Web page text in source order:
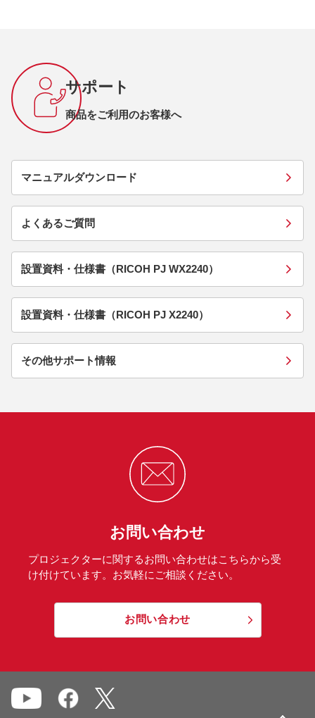
サポート
商品をご利用のお客様へ
マニュアルダウンロード
よくあるご質問
設置資料・仕様書（RICOH PJ WX2240）
設置資料・仕様書（RICOH PJ X2240）
その他サポート情報
お問い合わせ
プロジェクターに関するお問い合わせはこちらから受
け付けています。お気軽にご相談ください。
お問い合わせ